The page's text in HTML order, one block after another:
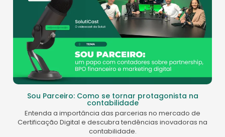
Sou Parceiro: Como se tornar protagonista na
contabilidade
Entenda a importância das parcerias no mercado de
Certificação Digital e descubra tendências inovadoras na
contabilidade.